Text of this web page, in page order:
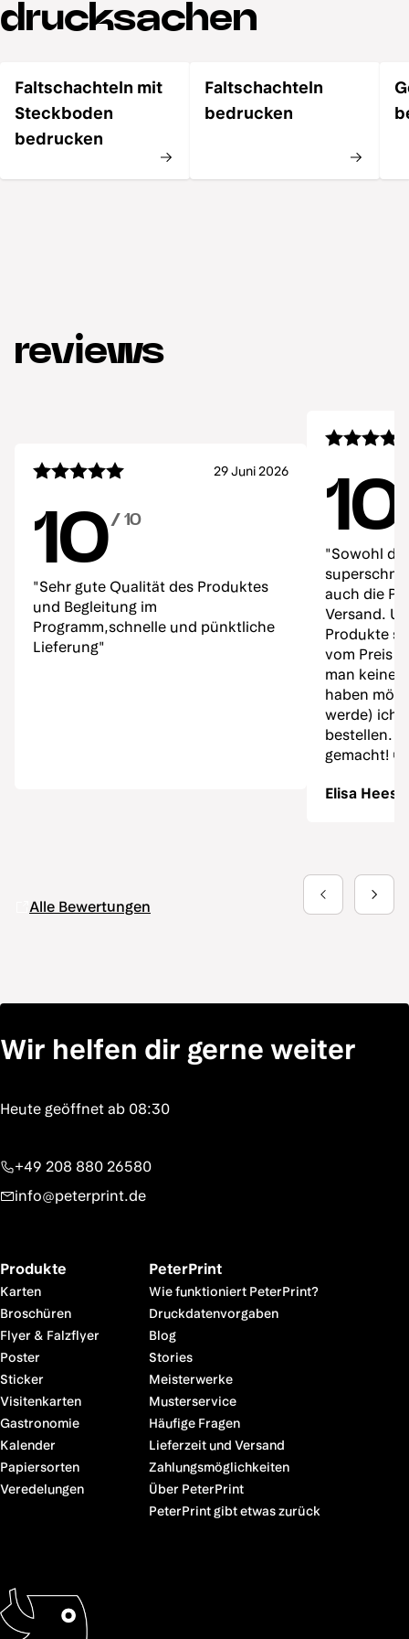
welche nicht.
drucksachen
Faltschachteln mit
Steckboden
bedrucken
Faltschachteln
bedrucken
reviews
Alle Bewertungen
29 Juni 2026
10/ 10
"Sehr gute Qualität des Produktes
und Begleitung im
Programm,schnelle und pünktliche
Lieferung"
10
"Sowohl
auch die
Versand.
Produkte
vom Preis
man keine
haben
werde) ich
bestellen.
gemacht!
Elisa Hees
Wir helfen dir gerne weiter
+49 208 880 26580
info@peterprint.de
Produkte
Karten
Broschüren
Flyer & Falzflyer
Poster
Sticker
Visitenkarten
Gastronomie
Kalender
Papiersorten
Veredelungen
PeterPrint
Wie funktioniert PeterPrint?
Druckdatenvorgaben
Blog
Stories
Meisterwerke
Musterservice
Häufige Fragen
Lieferzeit und Versand
Zahlungsmöglichkeiten
Über PeterPrint
PeterPrint gibt etwas zurück